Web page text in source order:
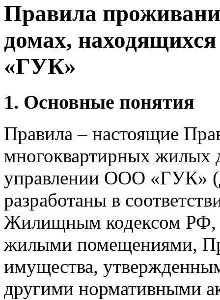
Правила
домах,
«ГУК»
1. Основные понятия
Правила – настоящие
многоквартирных жилых
управлении ООО «ГУК»
разработаны в
Жилищным кодексом РФ,
жилыми помещениями,
имущества,
другими нормативными